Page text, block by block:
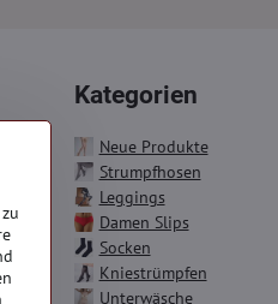
Kategorien
Neue Produkte
Strumpfhosen
Leggings
Damen Slips
Socken
Kniestrümpfen
Unterwäsche